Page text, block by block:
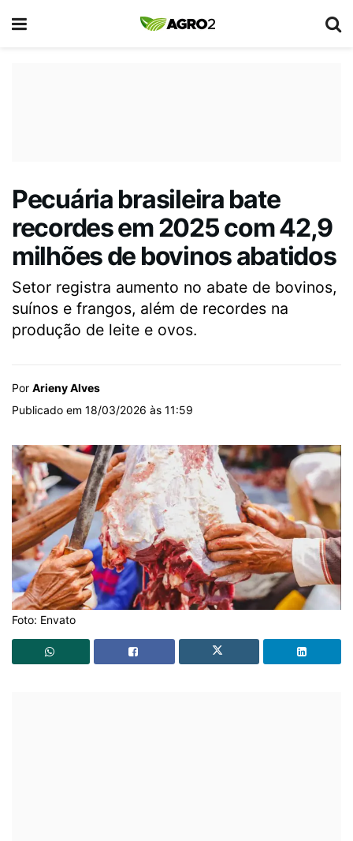
Pecuária brasileira bate
recordes em 2025 com 42,9
milhões de bovinos abatidos
Setor registra aumento no abate de bovinos,
suínos e frangos, além de recordes na
produção de leite e ovos.
Por Arieny Alves
Publicado em 18/03/2026 às 11:59
Foto: Envato